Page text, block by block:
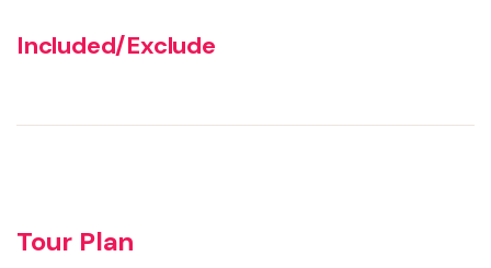
Included/Exclude
Tour Plan